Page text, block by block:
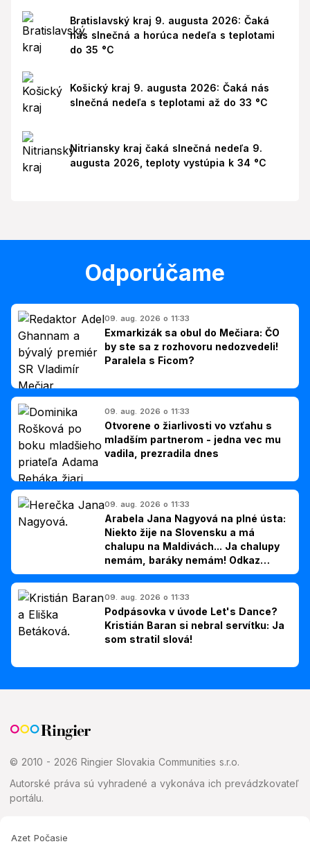
Bratislavský kraj 9. augusta 2026: Čaká
nás slnečná a horúca nedeľa s teplotami
do 35 °C
Košický kraj 9. augusta 2026: Čaká nás
slnečná nedeľa s teplotami až do 33 °C
Nitriansky kraj čaká slnečná nedeľa 9.
augusta 2026, teploty vystúpia k 34 °C
Odporúčame
09. aug. 2026 o 11:33
Exmarkizák sa obul do Mečiara: ČO
by ste sa z rozhovoru nedozvedeli!
Paralela s Ficom?
09. aug. 2026 o 11:33
Otvorene o žiarlivosti vo vzťahu s
mladším partnerom - jedna vec mu
vadila, prezradila dnes
09. aug. 2026 o 11:33
Arabela Jana Nagyová na plné ústa:
Niekto žije na Slovensku a má
chalupu na Maldivách... Ja chalupy
nemám, baráky nemám! Odkaz
Slovákom
09. aug. 2026 o 11:33
Podpásovka v úvode Let's Dance?
Kristián Baran si nebral servítku: Ja
som stratil slová!
© 2010 - 2026 Ringier Slovakia Communities s.r.o.
Autorské práva sú vyhradené a vykonáva ich prevádzkovateľ
portálu.
Azet Počasie